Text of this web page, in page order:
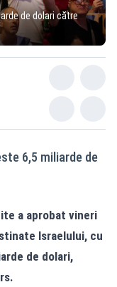
de dolari către
6,5 miliarde de
a aprobat vineri
Israelului, cu
de dolari,